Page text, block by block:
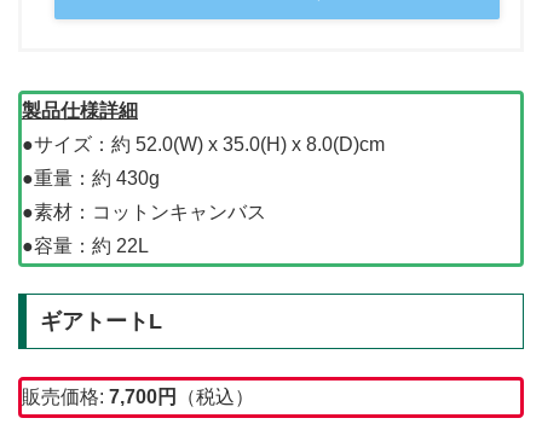
製品仕様詳細
●サイズ：約 52.0(W) x 35.0(H) x 8.0(D)cm
●重量：約 430g
●素材：コットンキャンバス
●容量：約 22L
ギアトートL
販売価格: 7,700円 （税込）